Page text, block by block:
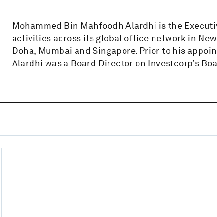
Mohammed Bin Mahfoodh Alardhi is the
activities across its global office network in
Doha, Mumbai and Singapore. Prior to his
Alardhi was a Board Director on Investcorp’s